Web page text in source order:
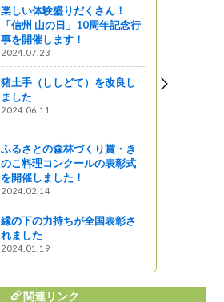
楽しい体験盛りだくさん！
「信州 山の日」10周年記念行
事を開催します！
2024.07.23
猪土手（ししどて）を改良し
ました
2024.06.11
ふるさとの森林づくり賞・き
のこ料理コンクールの表彰式
を開催しました！
2024.02.14
縁の下の力持ちが全国表彰さ
れました
2024.01.19
関連リンク